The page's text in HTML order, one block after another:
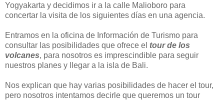
Yogyakarta y decidimos ir a la calle Malioboro para
concertar la visita de los siguientes días en una agencia.
Entramos en la oficina de Información de Turismo para
consultar las posibilidades que ofrece el tour de los
volcanes, para nosotros es imprescindible para seguir
nuestros planes y llegar a la isla de Bali.
Nos explican que hay varias posibilidades de hacer el tour,
pero nosotros intentamos decirle que queremos un tour